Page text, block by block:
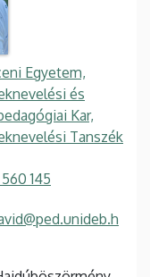
Egyetem,
és
Kar,
Tanszék
145